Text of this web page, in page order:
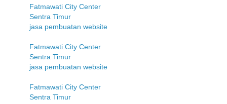
Fatmawati City Center
Sentra Timur
jasa pembuatan website
Fatmawati City Center
Sentra Timur
jasa pembuatan website
Fatmawati City Center
Sentra Timur